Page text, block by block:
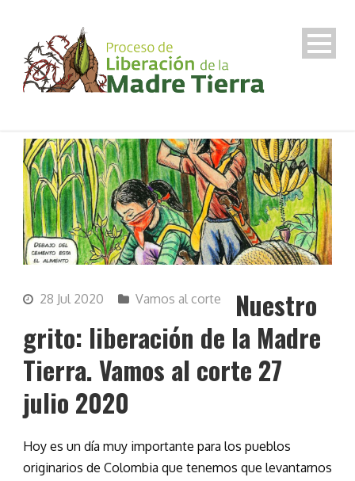
28 Jul 2020 Vamos al corte
Nuestro
grito: liberación de la Madre
Tierra. Vamos al corte 27
julio 2020
Hoy es un día muy importante para los pueblos
originarios de Colombia que tenemos que levantarnos